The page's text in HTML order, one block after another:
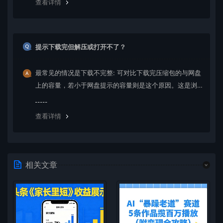
查看详情
提示下载完但解压或打开不了？
最常见的情况是下载不完整: 可对比下载完压缩包的与网盘
上的容量，若小于网盘提示的容量则是这个原因。这是浏
查看详情
相关文章